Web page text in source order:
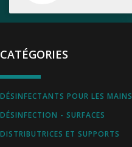
CATÉGORIES
DÉSINFECTANTS POUR LES MAINS
DÉSINFECTION - SURFACES
DISTRIBUTRICES ET SUPPORTS